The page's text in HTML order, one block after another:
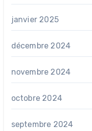
janvier 2025
décembre 2024
novembre 2024
octobre 2024
septembre 2024